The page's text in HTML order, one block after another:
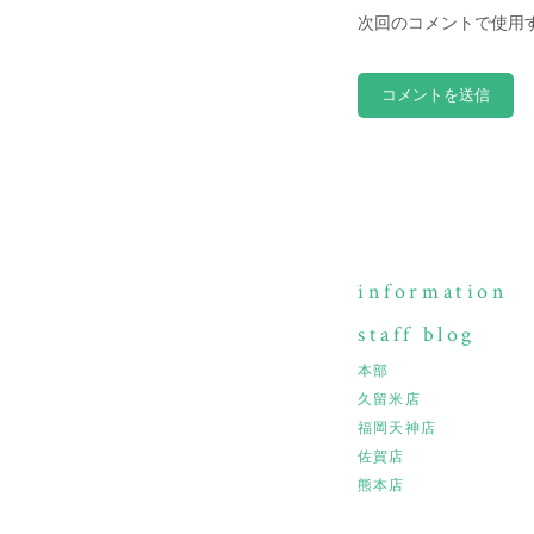
次回のコメントで使用
information
staff blog
本部
久留米店
福岡天神店
佐賀店
熊本店